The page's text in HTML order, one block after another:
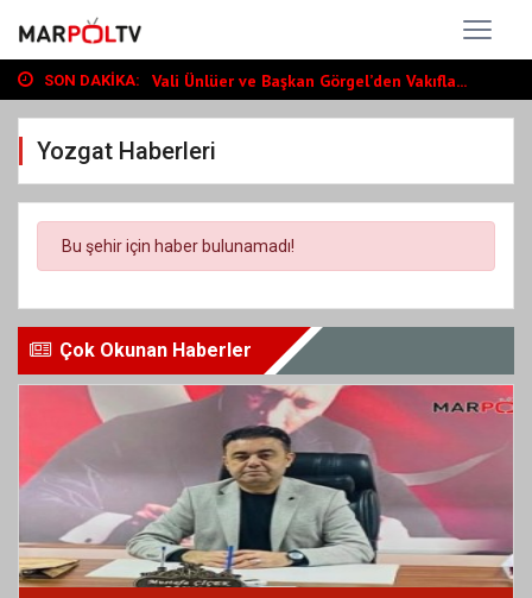
SON DAKIKA:
Vali Ünlüer ve Başkan Görgel’den Vakıfla...
Başkan Toptaş, mahallelerin yaşam kalite...
Vali Ünlüer ve Başkan Görgel’den Vakıfla...
Yozgat Haberleri
Bu şehir için haber bulunamadı!
Çok Okunan Haberler